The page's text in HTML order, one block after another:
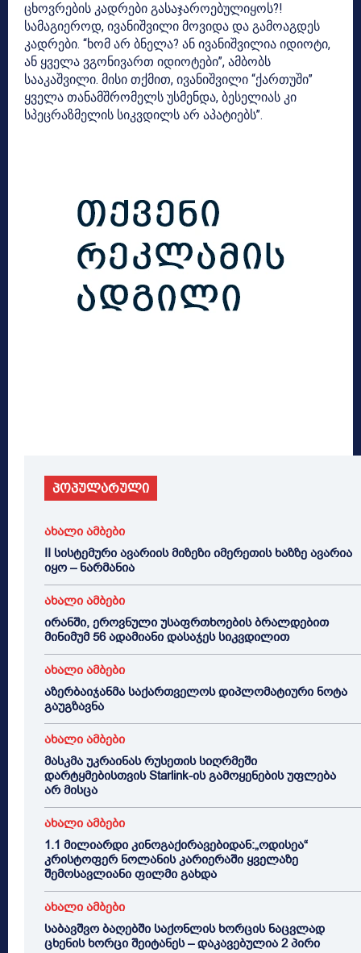
ცხოვრების კადრები გასაჯაროებულიყოს?!
სამაგიეროდ, ივანიშვილი მოვიდა და გამოაგდეს
კადრები. “ხომ არ ბნელა? ან ივანიშვილია იდიოტი,
ან ყველა ვგონივართ იდიოტები”, ამბობს
სააკაშვილი. მისი თქმით, ივანიშვილი “ქართუში”
ყველა თანამშრომელს უსმენდა, ბესელიას კი
სპეცრაზმელის სიკვდილს არ აპატიებს”.
პოპულარული
ახალი ამბები
II სისტემური ავარიის მიზეზი იმერეთის ხაზზე ავარია
იყო – ნარმანია
ახალი ამბები
ირანში, ეროვნული უსაფრთხოების ბრალდებით
მინიმუმ 56 ადამიანი დასაჯეს სიკვდილით
ახალი ამბები
აზერბაიჯანმა საქართველოს დიპლომატიური ნოტა
გაუგზავნა
ახალი ამბები
მასკმა უკრაინას რუსეთის სიღრმეში
დარტყმებისთვის Starlink-ის გამოყენების უფლება
არ მისცა
ახალი ამბები
1.1 მილიარდი კინოგაქირავებიდან:„ოდისეა“
კრისტოფერ ნოლანის კარიერაში ყველაზე
შემოსავლიანი ფილმი გახდა
ახალი ამბები
საბავშვო ბაღებში საქონლის ხორცის ნაცვლად
ცხენის ხორცი შეიტანეს – დაკავებულია 2 პირი